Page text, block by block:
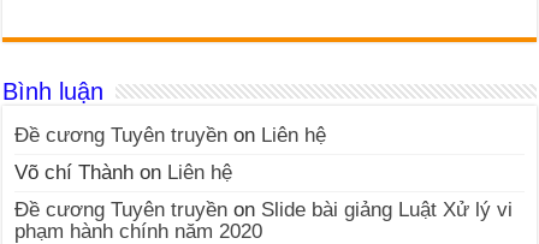
Bình luận
Đề cương Tuyên truyền on Liên hệ
Võ chí Thành on Liên hệ
Đề cương Tuyên truyền on Slide bài giảng Luật Xử lý vi
phạm hành chính năm 2020